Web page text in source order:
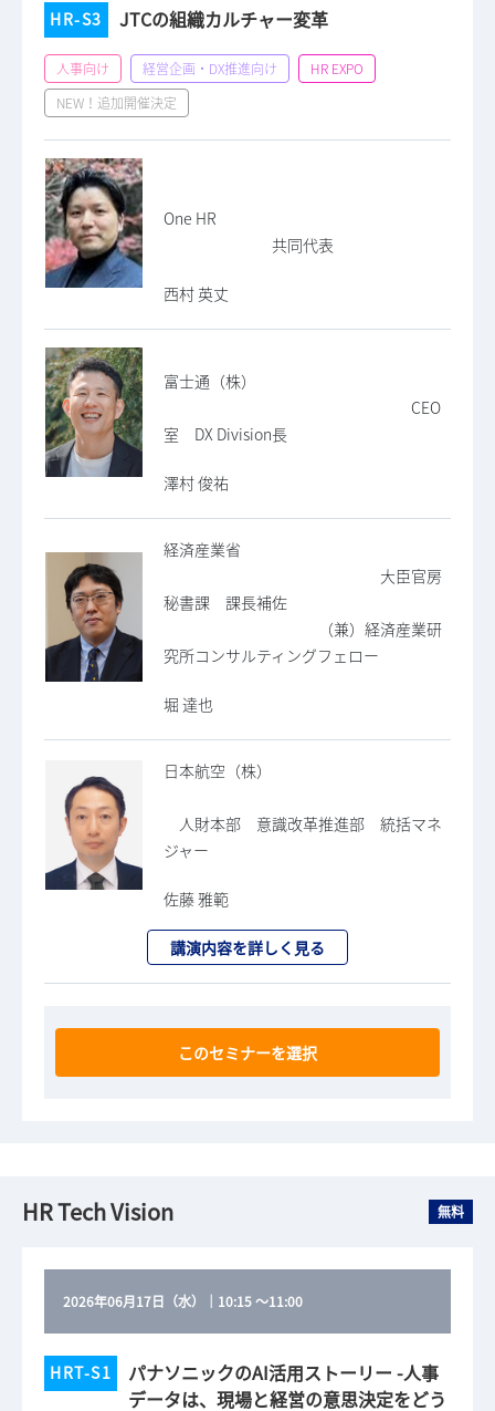
HR-S3 JTCの組織カルチャー変革
人事向け 経営企画・DX推進向け
HR EXPO
NEW！追加開催決定
One HR
共同代表
西村 英丈
富士通（株）
CEO
室 DX Division長
澤村 俊祐
経済産業省
大臣官房
秘書課 課長補佐
（兼）経済産業研
究所コンサルティングフェロー
堀 達也
日本航空（株）
人財本部 意識改革推進部 統括マネ
ジャー
佐藤 雅範
講演内容を詳しく見る
このセミナーを選択
HR Tech Vision 無料
2026年06月17日（水） ｜ 10:15～11:00
HRT-S1
パナソニックのAI活用ストーリー -人事
データは、現場と経営の意思決定をどう